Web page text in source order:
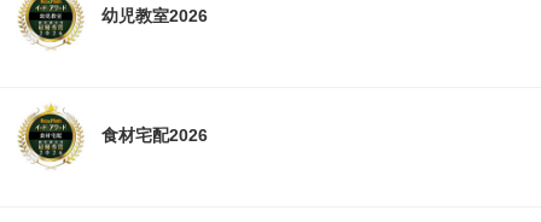
幼児教室2026
食材宅配2026